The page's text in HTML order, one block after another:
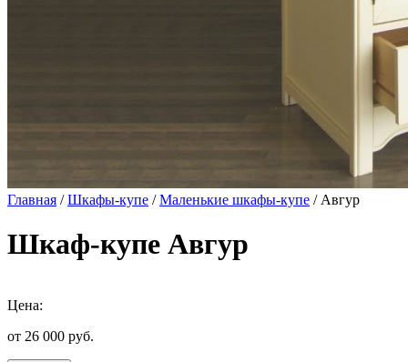
Главная /Шкафы-купе /Маленькие шкафы-купе / Авгур
Шкаф-купе Авгур
Цена:
от 26 000 руб.